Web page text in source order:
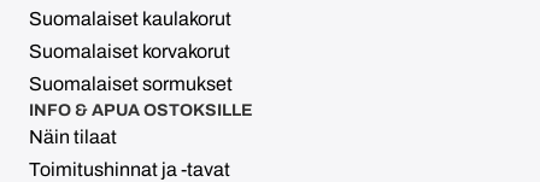
Suomalaiset kaulakorut
Suomalaiset korvakorut
Suomalaiset sormukset
INFO & APUA OSTOKSILLE
Näin tilaat
Toimitushinnat ja -tavat